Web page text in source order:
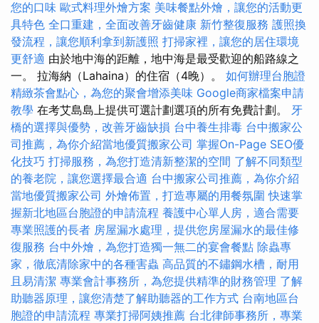
您的口味 歐式料理外燴方案 美味餐點外燴，讓您的活動更
具特色 全口重建，全面改善牙齒健康 新竹整復服務 護照換
發流程，讓您順利拿到新護照 打掃家裡，讓您的居住環境
更舒適 由於地中海的距離，地中海是最受歡迎的船路線之
一。 拉海納（Lahaina）的住宿（4晚）。 如何辦理台胞證
精緻茶會點心，為您的聚會增添美味 Google商家檔案申請
教學 在考艾島島上提供可選計劃選項的所有免費計劃。 牙
橋的選擇與優勢，改善牙齒缺損 台中養生排毒 台中搬家公
司推薦，為你介紹當地優質搬家公司 掌握On-Page SEO優
化技巧 打掃服務，為您打造清新整潔的空間 了解不同類型
的養老院，讓您選擇最合適 台中搬家公司推薦，為你介紹
當地優質搬家公司 外燴佈置，打造專屬的用餐氛圍 快速掌
握新北地區台胞證的申請流程 養護中心單人房，適合需要
專業照護的長者 房屋漏水處理，提供您房屋漏水的最佳修
復服務 台中外燴，為您打造獨一無二的宴會餐點 除蟲專
家，徹底清除家中的各種害蟲 高品質的不鏽鋼水槽，耐用
且易清潔 專業會計事務所，為您提供精準的財務管理 了解
助聽器原理，讓您清楚了解助聽器的工作方式 台南地區台
胞證的申請流程 專業打掃阿姨推薦 台北律師事務所，專業